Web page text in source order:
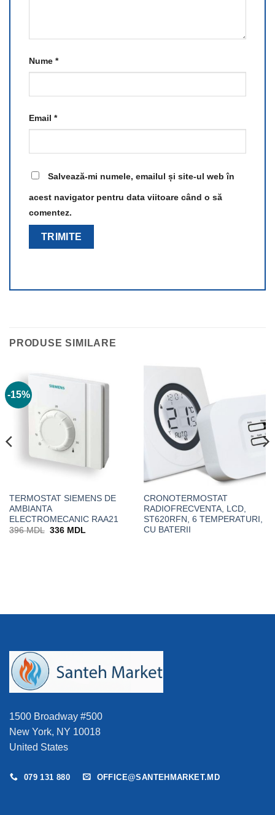
Nume *
Email *
Salvează-mi numele, emailul și site-ul web în
acest navigator pentru data viitoare când o să
comentez.
PRODUSE SIMILARE
-15%
TERMOSTAT SIEMENS DE
AMBIANTA
ELECTROMECANIC RAA21
396MDL Prețul
336 MDLPrețul
CRONOTERMOSTAT
RADIOFRECVENTA, LCD,
ST620RFN, 6 TEMPERATURI,
CU BATERII
1500 Broadway #500
New York, NY 10018
United States
079 131 880 OFFICE@SANTEHMARKET.MD